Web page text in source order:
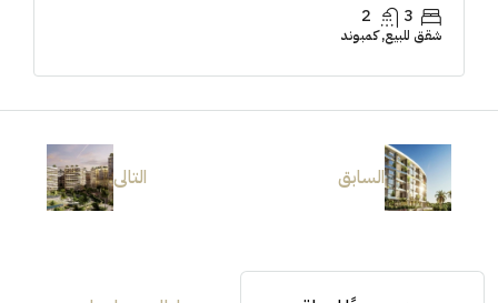
3
2
شقق للبيع, كمبوند
السابق التالى